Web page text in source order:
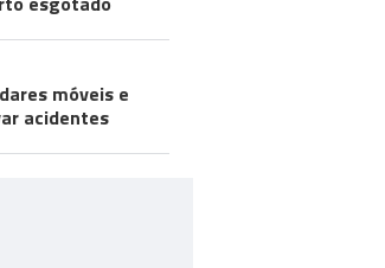
móveis e
acidentes